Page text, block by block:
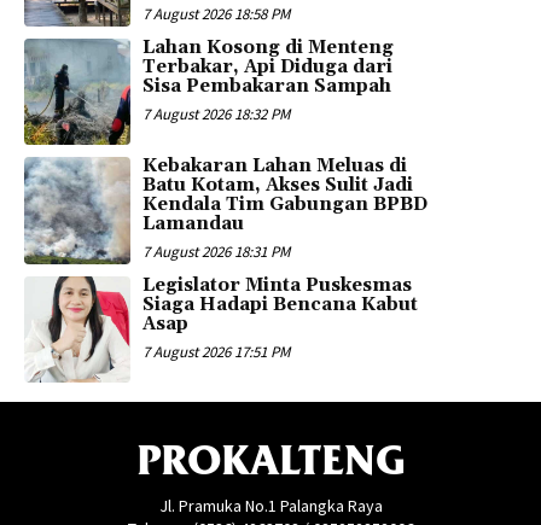
7 August 2026 18:58 PM
Lahan Kosong di Menteng
Terbakar, Api Diduga dari
Sisa Pembakaran Sampah
7 August 2026 18:32 PM
Kebakaran Lahan Meluas di
Batu Kotam, Akses Sulit Jadi
Kendala Tim Gabungan BPBD
Lamandau
7 August 2026 18:31 PM
Legislator Minta Puskesmas
Siaga Hadapi Bencana Kabut
Asap
7 August 2026 17:51 PM
PROKALTENG
Jl. Pramuka No.1 Palangka Raya